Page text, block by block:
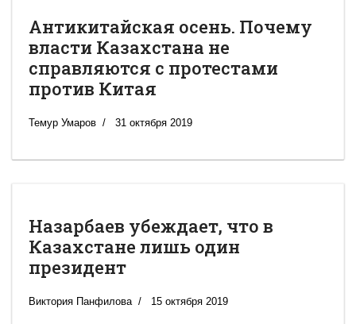
Антикитайская осень. Почему
власти Казахстана не
справляются с протестами
против Китая
Темур Умаров 31 октября 2019
Назарбаев убеждает, что в
Казахстане лишь один
президент
Виктория Панфилова 15 октября 2019